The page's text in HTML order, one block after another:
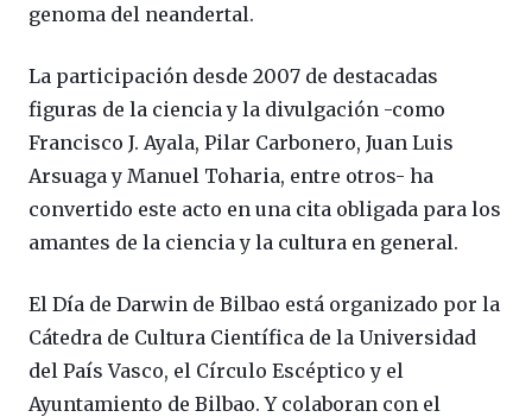
genoma del neandertal.
La participación desde 2007 de destacadas
figuras de la ciencia y la divulgación -como
Francisco J. Ayala, Pilar Carbonero, Juan Luis
Arsuaga y Manuel Toharia, entre otros- ha
convertido este acto en una cita obligada para los
amantes de la ciencia y la cultura en general.
El Día de Darwin de Bilbao está organizado por la
Cátedra de Cultura Científica de la Universidad
del País Vasco, el Círculo Escéptico y el
Ayuntamiento de Bilbao. Y colaboran con el